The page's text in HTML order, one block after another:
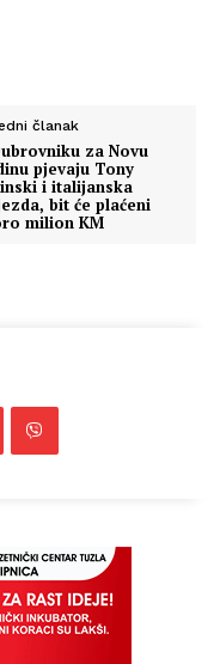
članak
za Novu
pjevaju Tony
i italijanska
bit će plaćeni
milion KM